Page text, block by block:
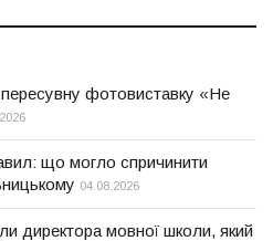
фотовиставку «Не
що могло спричинити
04.08.2026
директора мовної школи, який